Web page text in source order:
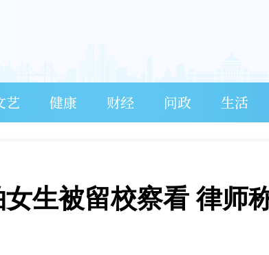
艺 健康 财经 问政 生活
生被留校察看 律师